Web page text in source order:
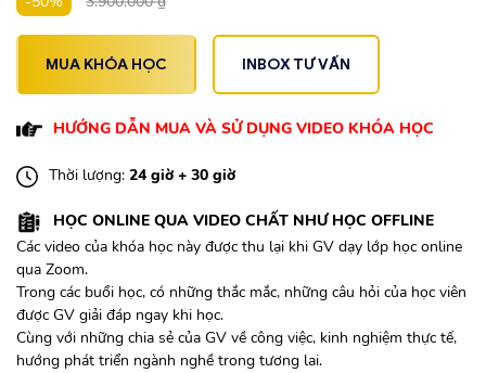
MUA KHÓA HỌC INBOX TƯ VẤN
HƯỚNG DẪN MUA VÀ SỬ DỤNG VIDEO KHÓA HỌC
Thời lượng: 24 giờ + 30 giờ
HỌC ONLINE QUA VIDEO CHẤT NHƯ HỌC OFFLINE
Các video của khóa học này được thu lại khi GV dạy lớp học online
qua Zoom.
Trong các buổi học, có những thắc mắc, những câu hỏi của học viên
được GV giải đáp ngay khi học.
Cùng với những chia sẻ của GV về công việc, kinh nghiệm thực tế,
hướng phát triển ngành nghề trong tương lai.